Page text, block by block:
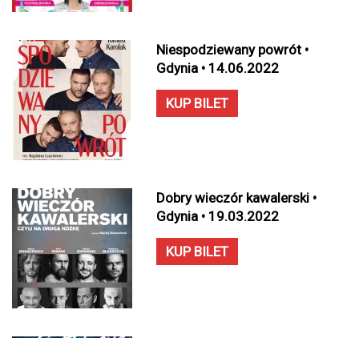
Niespodziewany powrót •
Gdynia • 14.06.2022
KUP BILET
Dobry wieczór kawalerski •
Gdynia • 19.03.2022
KUP BILET